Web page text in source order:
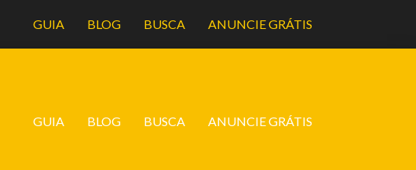
GUIA BLOG BUSCA ANUNCIE GRÁTIS
GUIA BLOG BUSCA ANUNCIE GRÁTIS